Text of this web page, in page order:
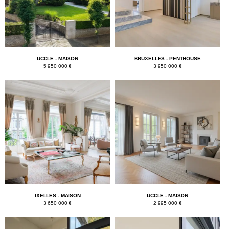
k
UCCLE - MAISON
5 950 000 €
BRUXELLES - PENTHOUSE
3 950 000 €
IXELLES - MAISON
3 650 000 €
UCCLE - MAISON
2 995 000 €